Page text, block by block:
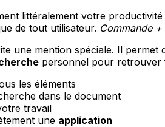
littéralement votre
de tout utilisateur. Commande +
une mention spéciale. Il permet
personnel pour retrouver
les éléments
dans le document
travail
une application